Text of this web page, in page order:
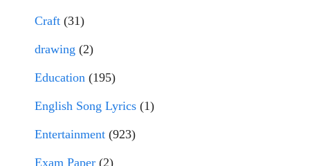
Craft (31)
drawing (2)
Education (195)
English Song Lyrics (1)
Entertainment (923)
Exam Paper (2)